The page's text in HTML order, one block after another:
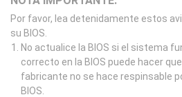
Por favor, lea detenidamente estos
su BIOS.
No actualice la BIOS si el sistema
correcto en la BIOS puede hacer
fabricante no se hace respinsable
BIOS.